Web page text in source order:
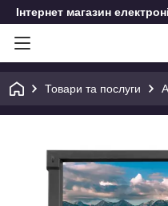
Інтернет магазин
Товари та послуги